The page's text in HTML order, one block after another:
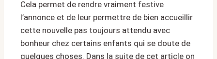
Cela permet de rendre vraiment festive
l’annonce et de leur permettre de bien accueillir
cette nouvelle pas toujours attendu avec
bonheur chez certains enfants qui se doute de
quelques choses. Dans la suite de cet article on